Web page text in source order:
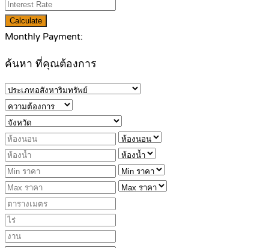
Calculate
Monthly Payment:
ค้นหา ที่คุณต้องการ